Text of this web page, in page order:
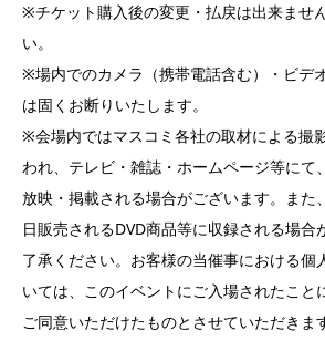
※チケット購入後の変更・払戻は出来ませ
い。
※場内でのカメラ（携帯電話含む）・ビデ
は固くお断りいたします。
※会場内ではマスコミ各社の取材による撮
われ、テレビ・雑誌・ホームページ等にて、
放映・掲載される場合がございます。また
日販売されるDVD商品等に収録される場合
了承ください。お客様の当催事における個
いては、このイベントにご入場されたこと
ご同意いただけたものとさせていただきま